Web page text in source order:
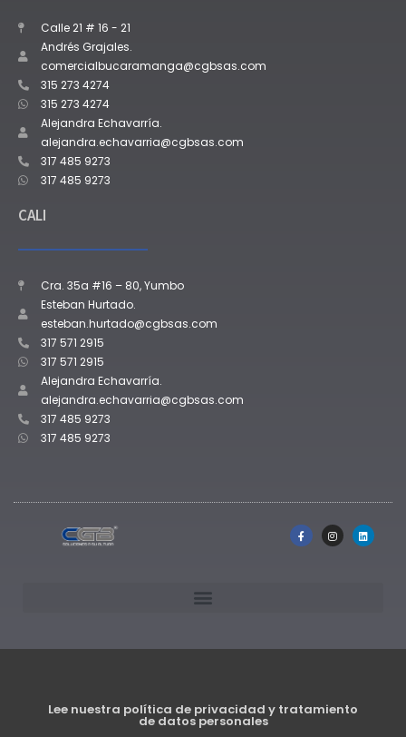
Calle 21 # 16 - 21
Andrés Grajales.
comercialbucaramanga@cgbsas.com
315 273 4274
315 273 4274
Alejandra Echavarría.
alejandra.echavarria@cgbsas.com
317 485 9273
317 485 9273
CALI
Cra. 35a #16 – 80, Yumbo
Esteban Hurtado.
esteban.hurtado@cgbsas.com
317 571 2915
317 571 2915
Alejandra Echavarría.
alejandra.echavarria@cgbsas.com
317 485 9273
317 485 9273
Lee nuestra política de privacidad y tratamiento
de datos personales